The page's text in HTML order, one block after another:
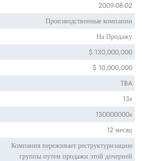
2009-08-02
Производственные компании
На Продажу
$ 130,000,000
$ 10,000,000
TBA
13x
130000000x
12 месяц
Компания переживает реструктуризацию
группы путем продажи этой дочерней